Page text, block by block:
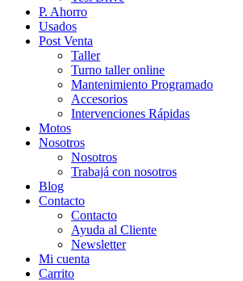
P. Ahorro
Usados
Post Venta
Taller
Turno taller online
Mantenimiento Programado
Accesorios
Intervenciones Rápidas
Motos
Nosotros
Nosotros
Trabajá con nosotros
Blog
Contacto
Contacto
Ayuda al Cliente
Newsletter
Mi cuenta
Carrito